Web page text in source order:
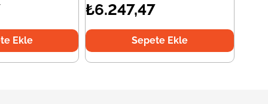
Ekle
₺6.247,47
Sepete Ekle